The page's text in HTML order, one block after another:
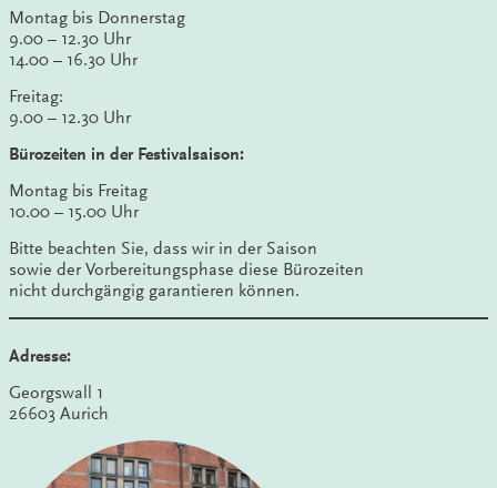
Montag bis Donnerstag
9.00 – 12.30 Uhr
14.00 – 16.30 Uhr
Freitag:
9.00 – 12.30 Uhr
Bürozeiten in der Festivalsaison:
Montag bis Freitag
10.00 – 15.00 Uhr
Bitte beachten Sie, dass wir in der Saison
sowie der Vorbereitungsphase diese Bürozeiten
nicht durchgängig garantieren können.
Adresse:
Georgswall 1
26603 Aurich